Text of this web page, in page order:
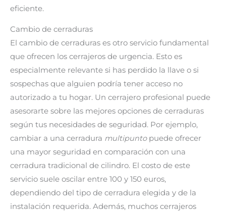
eficiente.
Cambio de cerraduras
El cambio de cerraduras es otro servicio fundamental
que ofrecen los cerrajeros de urgencia. Esto es
especialmente relevante si has perdido la llave o si
sospechas que alguien podría tener acceso no
autorizado a tu hogar. Un cerrajero profesional puede
asesorarte sobre las mejores opciones de cerraduras
según tus necesidades de seguridad. Por ejemplo,
cambiar a una cerradura multipuntopuede ofrecer
una mayor seguridad en comparación con una
cerradura tradicional de cilindro. El costo de este
servicio suele oscilar entre 100 y 150 euros,
dependiendo del tipo de cerradura elegida y de la
instalación requerida. Además, muchos cerrajeros